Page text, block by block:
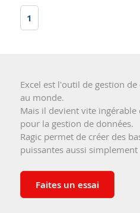
1
Excel est l'outil de gestion
au monde.
Mais il devient vite ingérable
pour la gestion de données.
Ragic permet de créer des
puissantes aussi simplement
Faites un essai